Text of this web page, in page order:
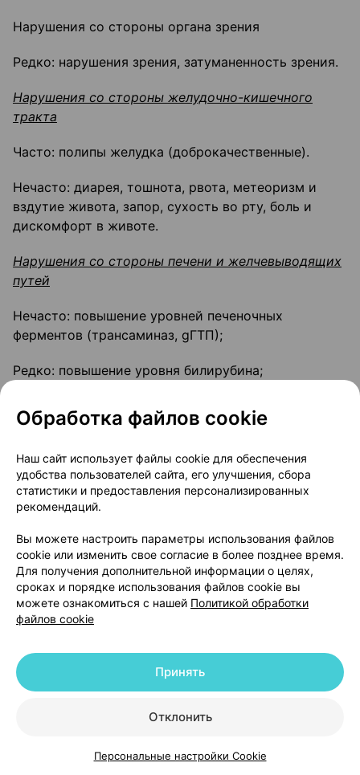
КаталогКорзинаИзбранноеПрофиль
Нарушения со стороны органа зрения
Редко: нарушения зрения, затуманенность зрения.
Нарушения со стороны желудочно-кишечного
тракта
Часто: полипы желудка (доброкачественные).
Нечасто: диарея, тошнота, рвота, метеоризм и
вздутие живота, запор, сухость во рту, боль и
дискомфорт в животе.
Нарушения со стороны печени и желчевыводящих
путей
Нечасто: повышение уровней печеночных
ферментов (трансаминаз, gГТП);
Редко: повышение уровня билирубина;
Частота неизвестна: гепатоцеллюлярное
повреждение, желтуха, гепатоцеллюлярная
Нарушения со стороны кожи и подкожных тканей
Нечасто: сыпь, экзантема, зуд;
Редко: крапивница, отек Квинке;
Частота неизвестна: синдром Стивенса-Джонсона,
синдром Лайелла, мультиформная эритема,
фоточувствительность.
Нарушения со стороны скелетно-мышечной и
соединительной ткани
Нечасто: перелом бедра, запястья или
Обработка файлов cookie
Наш сайт использует файлы cookie для обеспечения
удобства пользователей сайта, его улучшения, сбора
статистики и предоставления персонализированных
рекомендаций.
Вы можете настроить параметры использования файлов
cookie или изменить свое согласие в более позднее время.
Для получения дополнительной информации о целях,
сроках и порядке использования файлов cookie вы
можете ознакомиться с нашей Политикой обработки
файлов cookie
Отклонить
Принять
Персональные настройки Cookie